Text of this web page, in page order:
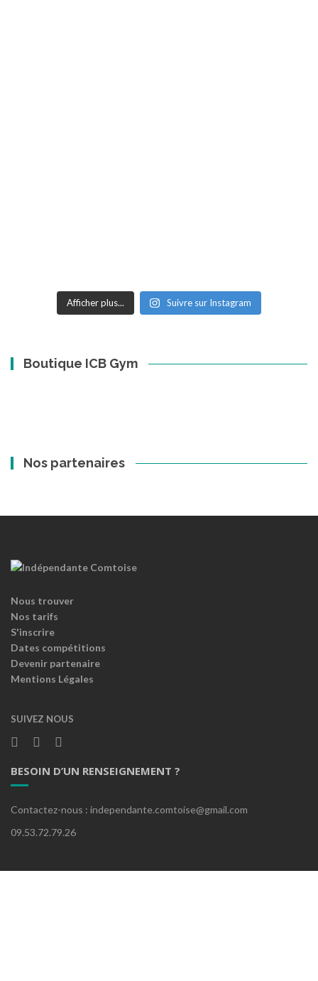
Afficher plus... Suivre sur Instagram
Boutique ICB Gym
Nos partenaires
Nous trouver
Nos tarifs
S'inscrire
Dates compétitions
Devenir partenaire
Mentions Légales
SUIVEZ NOUS
BESOIN D’UN RENSEIGNEMENT ?
Contactez-nous : independante.comtoise@gmail.com
09.53.72.79.26